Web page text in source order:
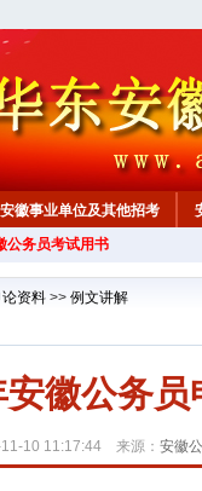
安徽事业单位及其他招考
公务员考试用书
资料 >> 例文讲解
徽公务员
10 11:17:44 来源： 安徽